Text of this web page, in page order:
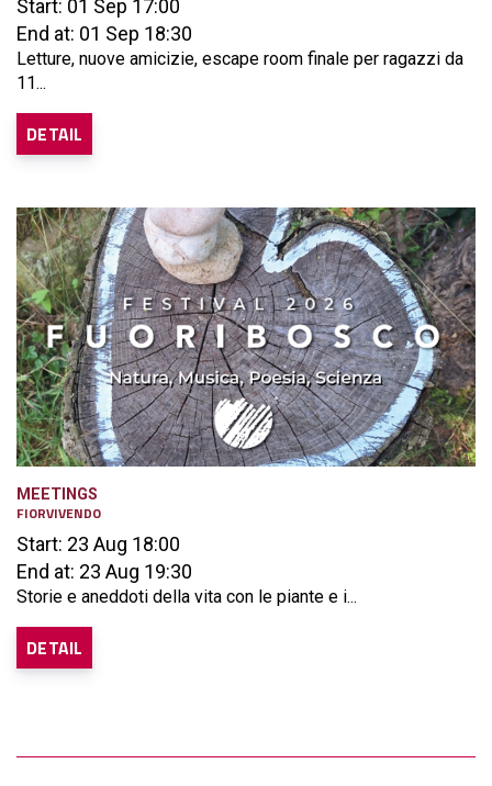
Start: 01 Sep 17:00
End at: 01 Sep 18:30
Letture, nuove amicizie, escape room finale per ragazzi da
11...
DETAIL
MEETINGS
FIORVIVENDO
Start: 23 Aug 18:00
End at: 23 Aug 19:30
Storie e aneddoti della vita con le piante e i...
DETAIL